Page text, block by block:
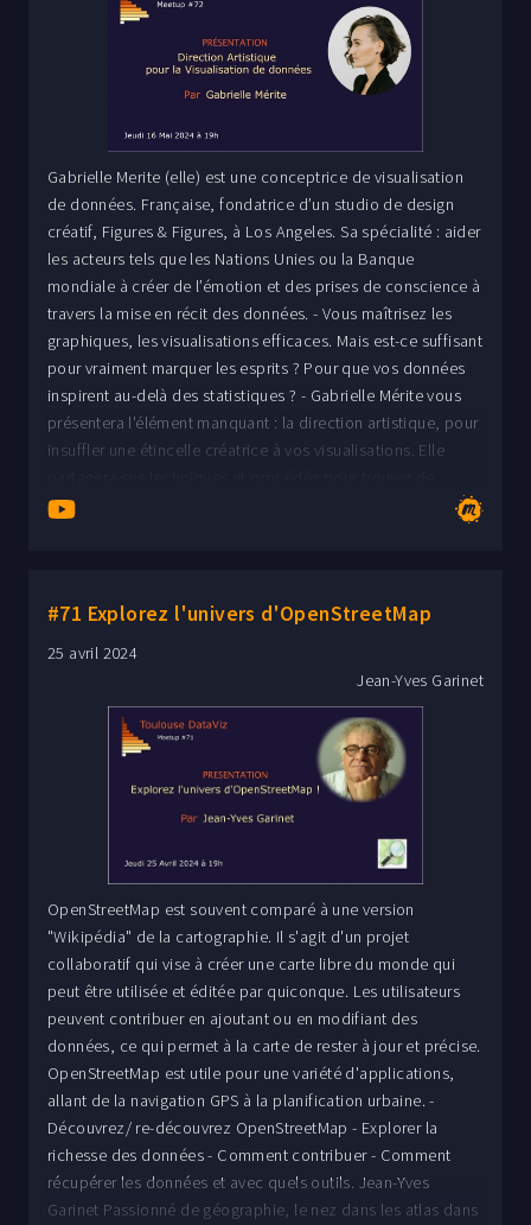
Gabrielle Merite (elle) est une conceptrice de visualisation
de données. Française, fondatrice d’un studio de design
créatif, Figures & Figures, à Los Angeles. Sa spécialité : aider
les acteurs tels que les Nations Unies ou la Banque
mondiale à créer de l’émotion et des prises de conscience à
travers la mise en récit des données. - Vous maîtrisez les
graphiques, les visualisations efficaces. Mais est-ce suffisant
pour vraiment marquer les esprits ? Pour que vos données
inspirent au-delà des statistiques ? - Gabrielle Mérite vous
présentera l'élément manquant : la direction artistique, pour
insuffler une étincelle créatrice à vos visualisations. Elle
l'inspiration originale et l'appliquer à vos projets de
chiffres en véritables expériences narratives et
#71 Explorez l'univers d'OpenStreetMap
25 avril 2024
Jean-Yves Garinet
OpenStreetMap est souvent comparé à une version
"Wikipédia" de la cartographie. Il s'agit d'un projet
collaboratif qui vise à créer une carte libre du monde qui
peut être utilisée et éditée par quiconque. Les utilisateurs
peuvent contribuer en ajoutant ou en modifiant des
données, ce qui permet à la carte de rester à jour et précise.
OpenStreetMap est utile pour une variété d'applications,
allant de la navigation GPS à la planification urbaine. -
Découvrez/ re-découvrez OpenStreetMap - Explorer la
richesse des données - Comment contribuer - Comment
récupérer les données et avec quels outils. Jean-Yves
Garinet Passionné de géographie, le nez dans les atlas dans